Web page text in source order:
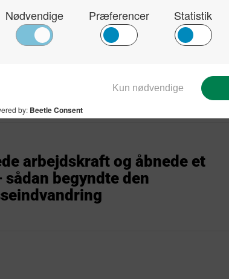
i Østrig faldt i snak med nogle
bar – lidt senere blev hygge til
arbejdskraft og åbnede et
begyndte den